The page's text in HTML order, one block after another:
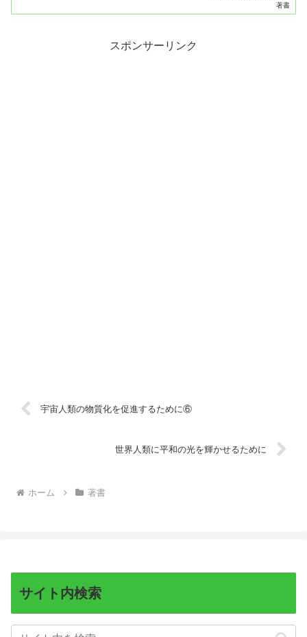
著書
スポンサーリンク
宇宙人類の物質化を促進するために⑥
世界人類に平和の光を輝かせるために
ホーム 著書
サイト内検索